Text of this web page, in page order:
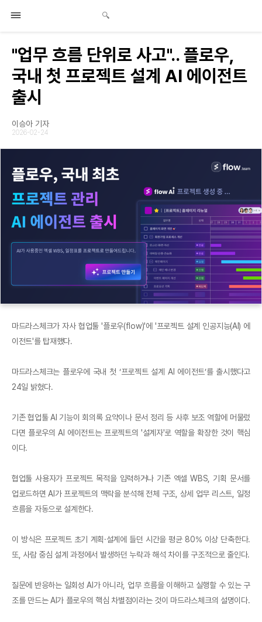
"업무 흐름 단위로 사고".. 플로우,
국내 첫 프로젝트 설계 AI 에이전트
출시
이승아 기자
2026-02-24
마드라스체크가 자사 협업툴 '플로우(flow)'에 '프로젝트 설계 인공지능(AI) 에
이전트'를 탑재했다.
마드라스체크는 플로우에 국내 첫 ‘프로젝트 설계 AI 에이전트’를 출시했다고
24일 밝혔다.
기존 협업툴 AI 기능이 회의록 요약이나 문서 정리 등 사후 보조 역할에 머물렀
다면 플로우의 AI 에이전트는 프로젝트의 '설계자'로 역할을 확장한 것이 핵심
이다.
협업툴 사용자가 프로젝트 목적을 입력하거나 기존 엑셀 WBS, 기획 문서를
업로드하면 AI가 프로젝트의 맥락을 분석해 전체 구조, 상세 업무 리스트, 일정
흐름을 자동으로 설계한다.
이 방식은 프로젝트 초기 계획·설계에 들던 시간을 평균 80% 이상 단축한다.
또, 사람 중심 설계 과정에서 발생하던 누락과 해석 차이를 구조적으로 줄인다.
질문에 반응하는 일회성 AI가 아니라, 업무 흐름을 이해하고 실행할 수 있는 구
조를 만드는 AI가 플로우의 핵심 차별점이라는 것이 마드라스체크의 설명이다.